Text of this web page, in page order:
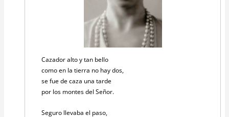
Cazador alto y tan bello
como en la tierra no hay dos,
se fue de caza una tarde
por los montes del Señor.
Seguro llevaba el paso,